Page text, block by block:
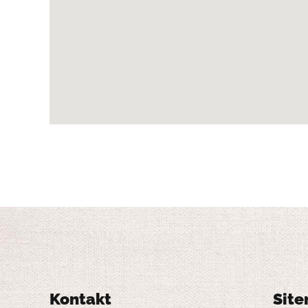
Kontakt